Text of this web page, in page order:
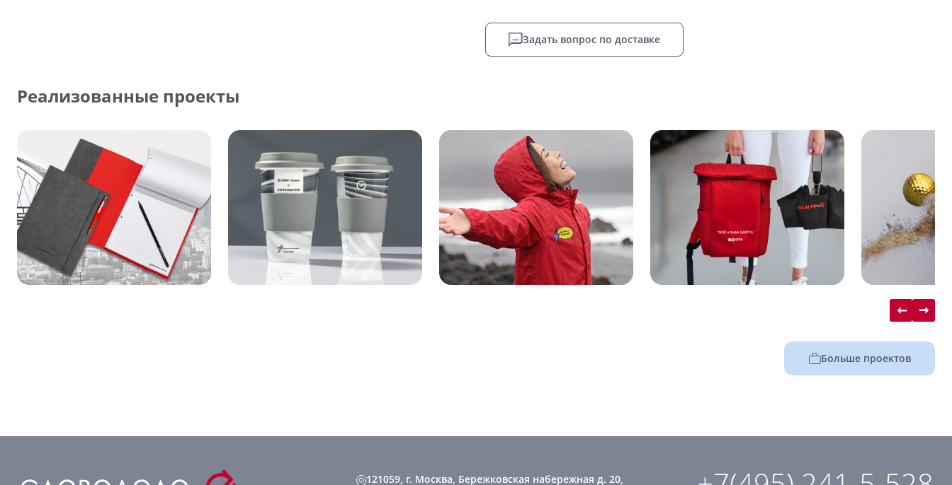
Задать вопрос по доставке
Реализованные проекты
Больше проектов
121059, г. Москва, Бережковская набережная д. 20,